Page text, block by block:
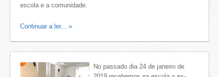
escola e a comunidade.
Continuar a ler...
No passado dia 24 de janeiro de